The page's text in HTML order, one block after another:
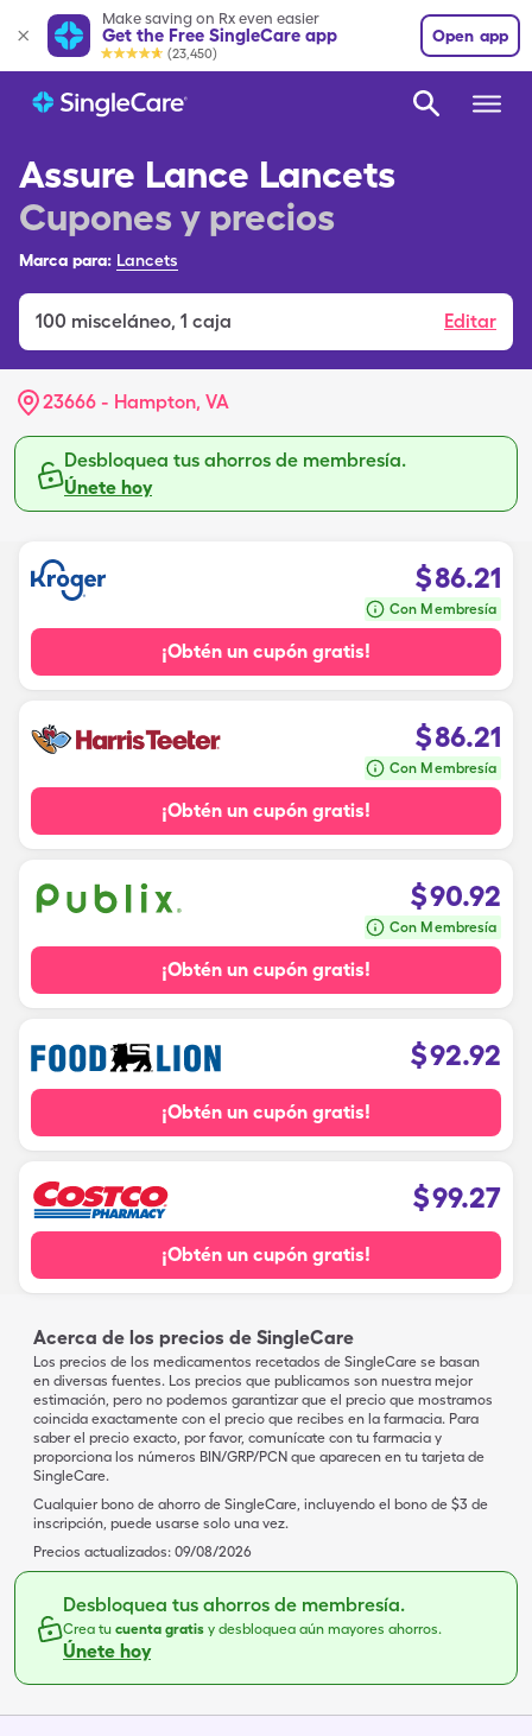
Make saving on Rx even easier
Get the Free SingleCare app
(23,450)
Open app
Assure Lance Lancets
Cupones y precios
Marca para: Lancets
100 misceláneo, 1 caja Editar
23666 - Hampton, VA
Desbloquea tus ahorros de membresía.
Únete hoy
$86.21
Con Membresía
¡Obtén un cupón gratis!
$86.21
Con Membresía
¡Obtén un cupón gratis!
$90.92
Con Membresía
¡Obtén un cupón gratis!
$92.92
¡Obtén un cupón gratis!
$99.27
¡Obtén un cupón gratis!
Acerca de los precios de SingleCare
Los precios de los medicamentos recetados de SingleCare se basan
en diversas fuentes. Los precios que publicamos son nuestra mejor
estimación, pero no podemos garantizar que el precio que mostramos
coincida exactamente con el precio que recibes en la farmacia. Para
saber el precio exacto, por favor, comunícate con tu farmacia y
proporciona los números BIN/GRP/PCN que aparecen en tu tarjeta de
SingleCare.
Cualquier bono de ahorro de SingleCare, incluyendo el bono de $3 de
inscripción, puede usarse solo una vez.
Precios actualizados: 09/08/2026
Desbloquea tus ahorros de membresía.
Crea tu cuenta gratis y desbloquea aún mayores ahorros.
Únete hoy